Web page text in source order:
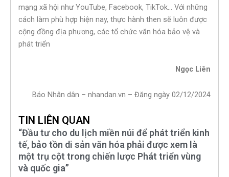
mạng xã hội như YouTube, Facebook, TikTok… Với những
cách làm phù hợp hiện nay, thực hành then sẽ luôn được
cộng đồng địa phương, các tổ chức văn hóa bảo vệ và
phát triển
Ngọc Liên
Báo Nhân dân – nhandan.vn – Đăng ngày 02/12/2024
TIN LIÊN QUAN
“Đầu tư cho du lịch miền núi để phát triển kinh
tế, bảo tồn di sản văn hóa phải được xem là
một trụ cột trong chiến lược Phát triển vùng
và quốc gia”